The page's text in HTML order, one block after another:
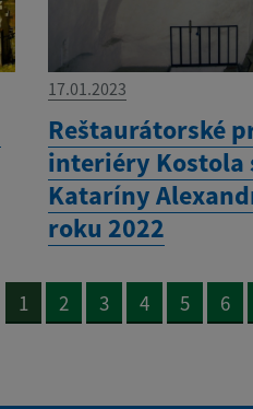
17.01.2023
Reštaurátorské
interiéry Kostola
Kataríny
roku 2022
1 2 3 4 5 6